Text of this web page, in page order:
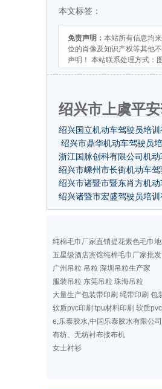
本文标签：
免责声明： 本站所有信息均
位的肖像及知识产权等其他
声明！ 本站联系处理方式：
绍兴市上虞平
绍兴国立机动车驾驶员培训
绍兴市鼎华机动车驾驶员
浙江国脉创科有限公司机
绍兴市嵊州市长街机动车驾
绍兴市诸暨市暨东肖方机
绍兴诸暨市宏盛驾驶员培训
纯棉毛巾厂家直销提花素色毛巾
五星级酒店宾馆纯棉毛巾厂家批
广州吊粒 吊粒 深圳吊粒生产家
服装吊粒 东莞吊粒 珠海吊粒
大量生产包装带印刷 绳带印刷 包
软质pvc印刷 tpu材料印刷 软质
e,乐泰胶水,中国乐泰胶水有限公司
有纺、无纺衬布接布机
女士衬衫